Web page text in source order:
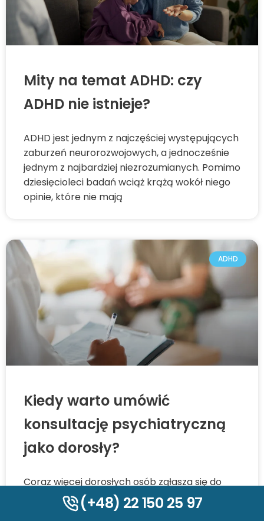
(+48) 22 150 25 97
Mity na temat ADHD: czy
ADHD nie istnieje?
ADHD jest jednym z najczęściej występujących
zaburzeń neurorozwojowych, a jednocześnie
jednym z najbardziej niezrozumianych. Pomimo
dziesięcioleci badań wciąż krążą wokół niego
opinie, które nie mają
ADHD
Kiedy warto umówić
konsultację psychiatryczną
jako dorosły?
Coraz więcej dorosłych osób zgłasza się do
Poradni ADHD – Centrum CBT, szukając
profesjonalnej pomocy w obszarze zdrowia